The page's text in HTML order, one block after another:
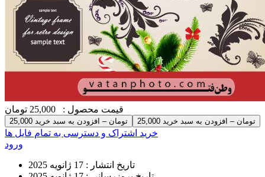
قیمت محصول : 25,000 تومان
25,000 تومان – افزودن به سبد خرید
خرید اشتراک و دسترسی به تمام فایل ها
ورود
تاریخ انتشار : 17 ژانویه 2025